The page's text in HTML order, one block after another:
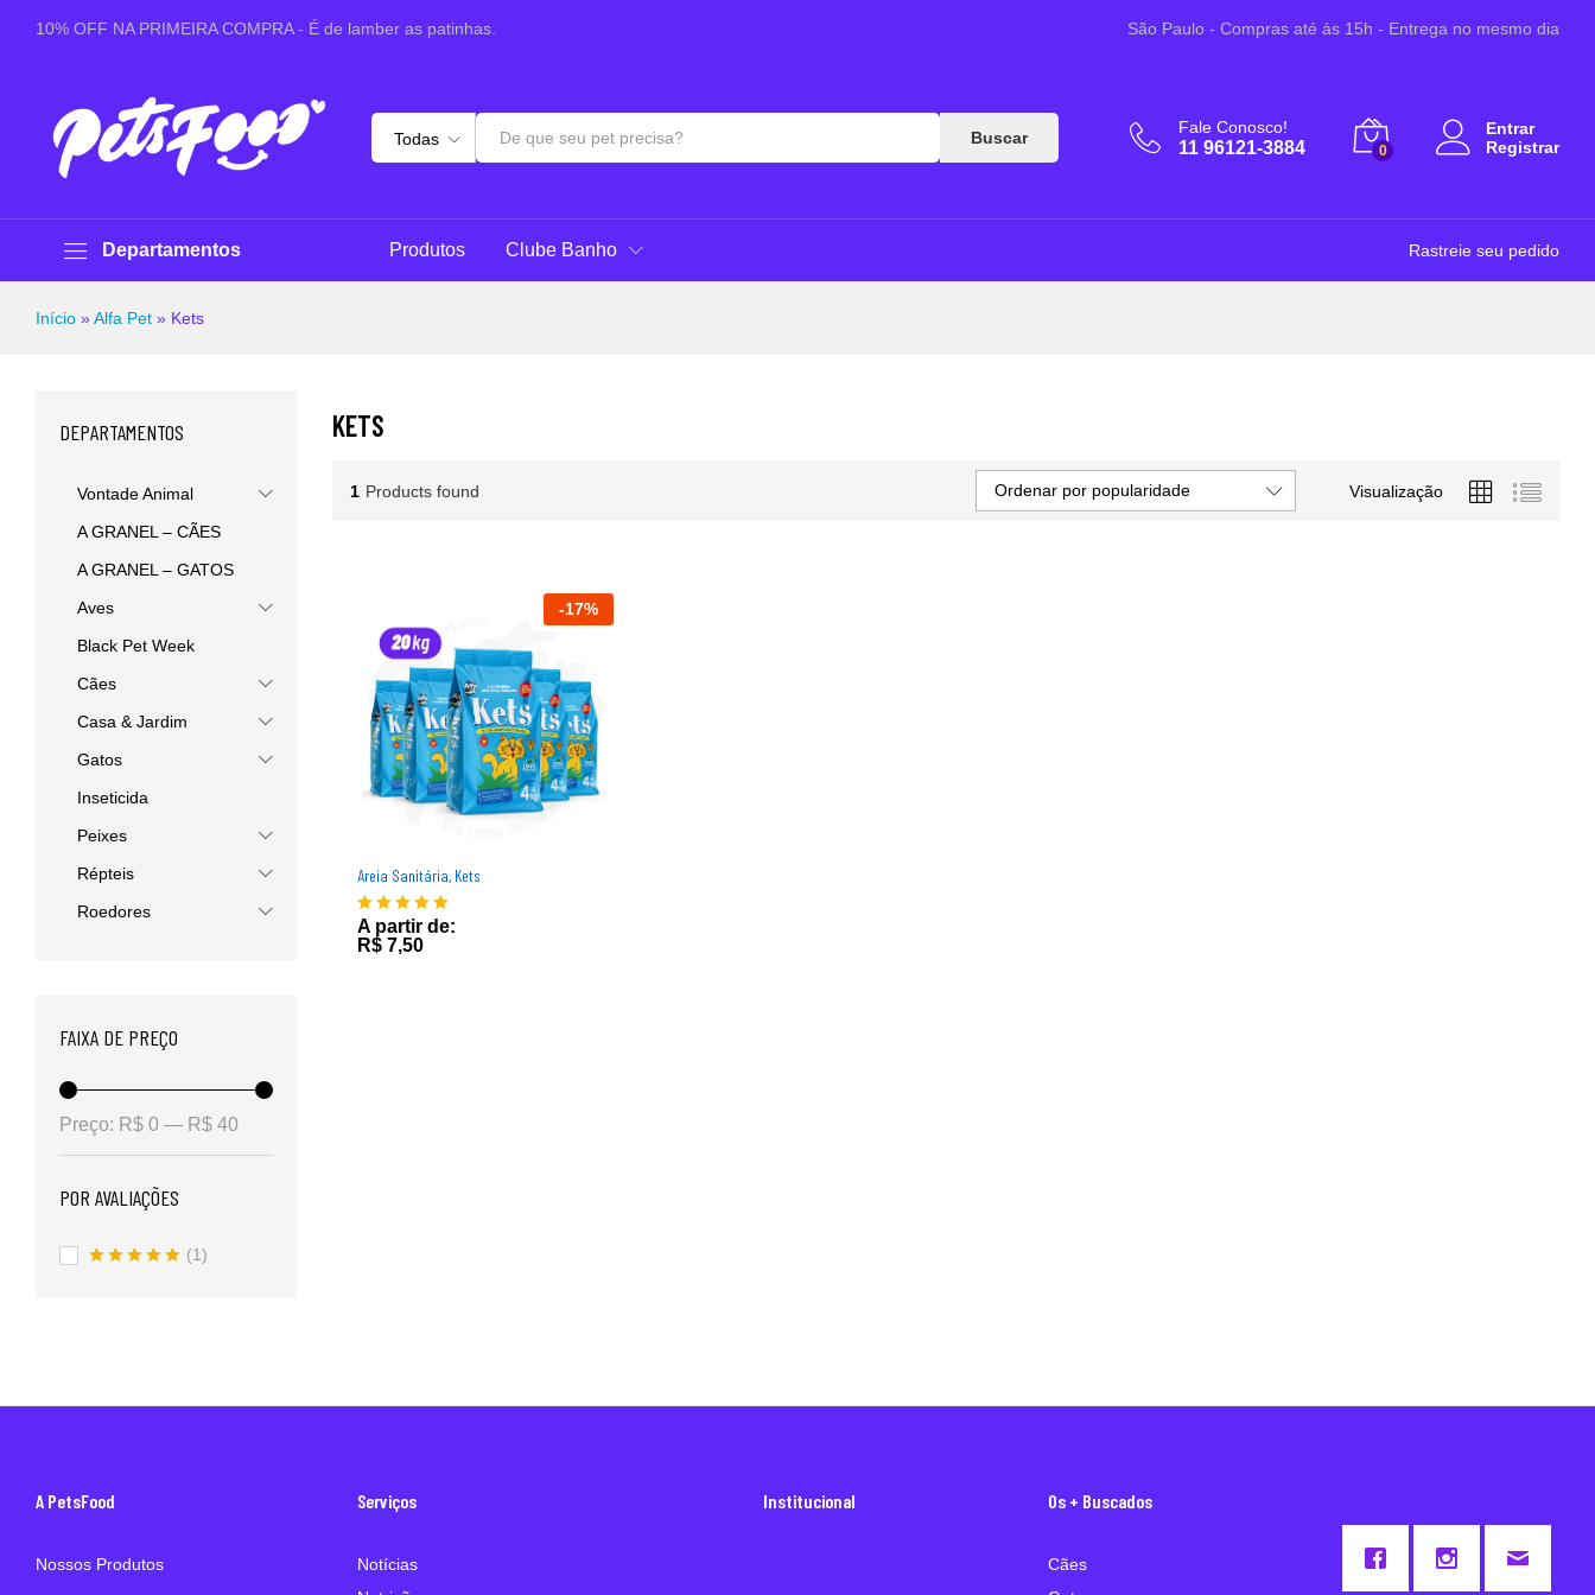
10% OFF NA PRIMEIRA COMPRA - É de lamber as patinhas. São Paulo - Compras até ás 15h - Entrega no mesmo dia
Todas Buscar
Fale Conosco!
11 96121-3884 0
Entrar
Registrar
Departamentos Produtos Clube Banho Rastreie seu pedido
Início »Alfa Pet » Kets
KETS
1 Products found Visualização
Ordenar por popularidade
-17%
Areia Sanitária, Kets
Avaliação
5.00
A partir de:
R$7,50
R$7,50
DEPARTAMENTOS
Vontade Animal
A GRANEL – CÃES
A GRANEL – GATOS
Aves
Black Pet Week
Cães
Casa & Jardim
Gatos
Inseticida
Peixes
Répteis
Roedores
FAIXA DE PREÇO
Preço: R$ 0 — R$ 40
POR AVALIAÇÕES
(1)
A PetsFood
Nossos Produtos
Serviços
Notícias
Institucional Os + Buscados
Cães